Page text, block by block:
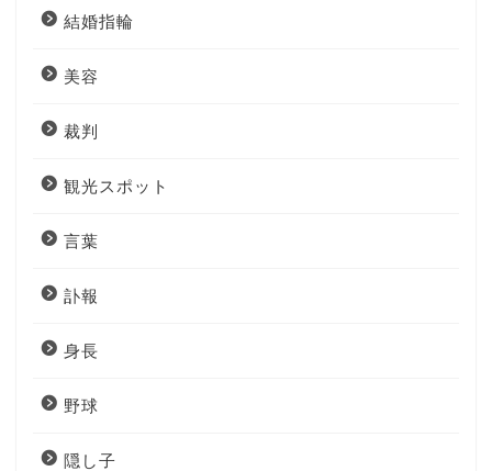
結婚指輪
美容
裁判
観光スポット
言葉
訃報
身長
野球
隠し子